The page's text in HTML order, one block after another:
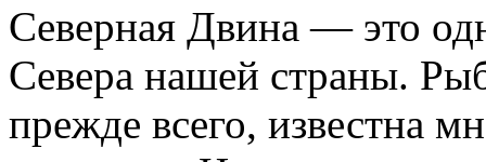
Северная Двина — это
Севера нашей страны.
прежде всего, известна